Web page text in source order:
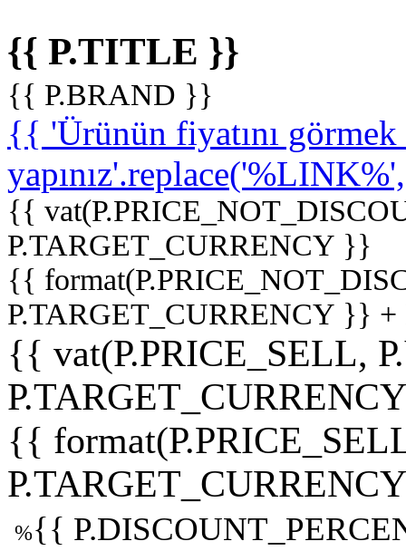
{{ P.TITLE }}
{{ P.BRAND }}
{{ 'Ürünün fiyatını
{{
P.TARGET_CURRENCY }}
{{
P.TARGET_CURRENCY }}
{{ vat(P.PRICE_SELL,
{{
%{{